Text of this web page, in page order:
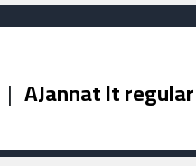
| AJannat lt regular